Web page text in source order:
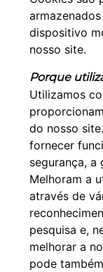
dispositivo
nosso site.
Porque
Utilizamos
do nosso
fornecer
segurança, a
Melhoram a
através de
pesquisa e,
melhorar a
pode